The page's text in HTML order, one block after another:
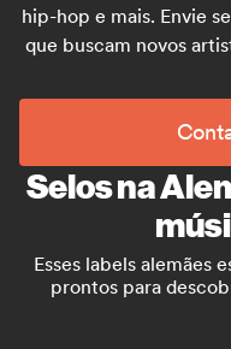
hip-hop e mais. Envie
que buscam novos
Selos na
Esses labels alemães
prontos para